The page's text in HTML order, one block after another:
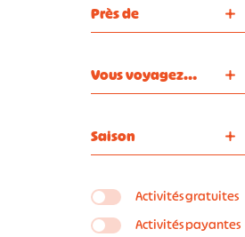
Près de
Vous voyagez…
Saison
Activités gratuites
Activités payantes